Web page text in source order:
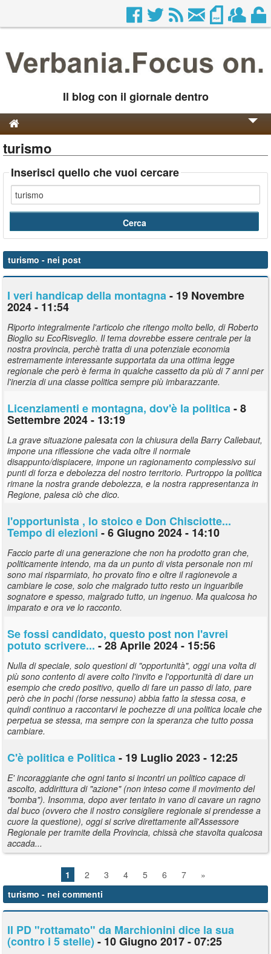
Il blog con il giornale dentro
Genesi e Storia
Contatti
turismo
Inserisci quello che vuoi cercare
turismo - nei post
I veri handicap della montagna- 19 Novembre
2024 - 11:54
Riporto integralmente l'articolo che ritengo molto bello, di Roberto
Bioglio su EcoRisveglio. Il tema dovrebbe essere centrale per la
nostra provincia, perchè tratta di una potenziale economia
estremamente interessante supportata da una ottima legge
regionale che però è ferma in qualche cassetto da più di 7 anni per
l'inerzia di una classe politica sempre più imbarazzante.
Licenziamenti e montagna, dov'è la politica- 8
Settembre 2024 - 13:19
La grave situazione palesata con la chiusura della Barry Callebaut,
impone una riflessione che vada oltre il normale
disappunto/dispiacere, impone un ragionamento complessivo sui
punti di forza e debolezza del nostro territorio. Purtroppo la politica
rimane la nostra grande debolezza, e la nostra rappresentanza in
Regione, palesa ciò che dico.
l'opportunista , lo stoico e Don Chisciotte...
Tempo di elezioni - 6 Giugno 2024 - 14:10
Faccio parte di una generazione che non ha prodotto gran che,
politicamente intendo, ma da un punto di vista personale non mi
sono mai risparmiato, ho provato fino e oltre il ragionevole a
cambiare le cose, solo che malgrado tutto resto un inguaribile
sognatore e spesso, malgrado tutto, un ingenuo. Ma qualcosa ho
imparato e ora ve lo racconto.
Se fossi candidato, questo post non l'avrei
potuto scrivere... - 28 Aprile 2024 - 15:56
Nulla di speciale, solo questioni di "opportunità", oggi una volta di
più sono contento di avere colto l'invito e l'opportunità di dare un
esempio che credo positivo, quello di fare un passo di lato, pare
però che in pochi (forse nessuno) abbia fatto la stessa cosa, e
quindi continuo a raccontarvi le pochezze di una politica locale che
perpetua se stessa, ma sempre con la speranza che tutto possa
cambiare.
C'è politica e Politica- 19 Luglio 2023 - 12:25
E' incoraggiante che ogni tanto si incontri un politico capace di
ascolto, addirittura di "azione" (non inteso come il movimento del
"bomba"). Insomma, dopo aver tentato in vano di cavare un ragno
dal buco (ovvero che il nostro consigliere regionale si prendesse a
cuore la questione), oggi si scrive direttamente all'Assessore
Regionale per tramite della Provincia, chissà che stavolta qualcosa
accada...
1 2 3 4 5 6 7
»
turismo - nei commenti
Il PD "rottamato" da Marchionini dice la sua
(contro i 5 stelle) - 10 Giugno 2017 - 07:25